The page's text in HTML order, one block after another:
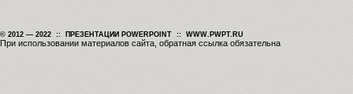
© 2012 — 2022 :: ПРЕЗЕНТАЦИИ POWERPOINT :: WWW.PWPT.RU
При использовании материалов сайта, обратная ссылка обязательна